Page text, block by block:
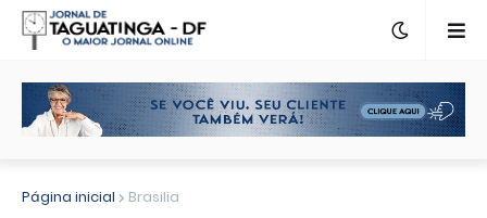
Página inicial Brasilia